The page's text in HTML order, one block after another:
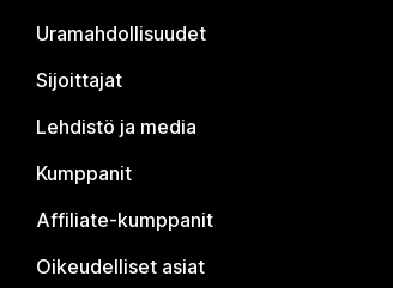
Uramahdollisuudet
Sijoittajat
Lehdistö ja media
Kumppanit
Affiliate-kumppanit
Oikeudelliset asiat